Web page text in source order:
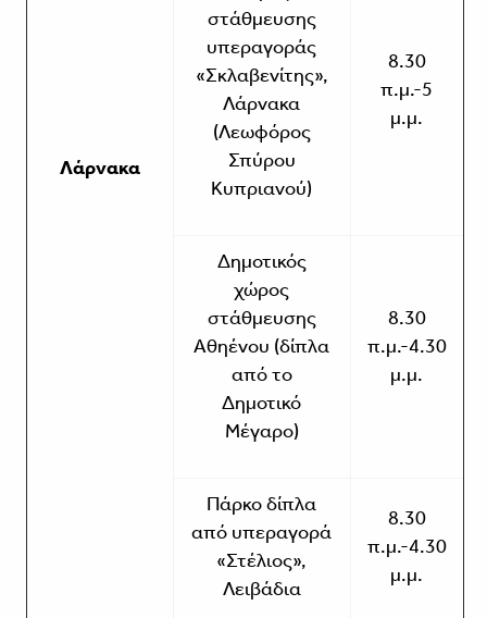
Λάρνακα
στάθμευσης
υπεραγοράς
«Σκλαβενίτης»,
Λάρνακα
(Λεωφόρος
Σπύρου
Κυπριανού)
8.30
π.μ.-5
μ.μ.
Δημοτικός
χώρος
στάθμευσης
Αθηένου (δίπλα
από το
Δημοτικό
Μέγαρο)
8.30
π.μ.-4.30
μ.μ.
Πάρκο δίπλα
από υπεραγορά
«Στέλιος»,
Λειβάδια
8.30
π.μ.-4.30
μ.μ.